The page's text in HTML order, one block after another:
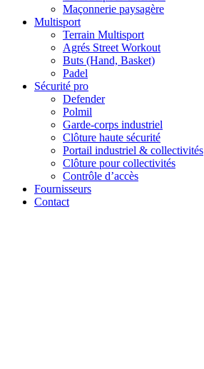
Maçonnerie paysagère
Multisport
Terrain Multisport
Agrés Street Workout
Buts (Hand, Basket)
Padel
Sécurité pro
Defender
Polmil
Garde-corps industriel
Clôture haute sécurité
Portail industriel & collectivités
Clôture pour collectivités
Contrôle d’accès
Fournisseurs
Contact